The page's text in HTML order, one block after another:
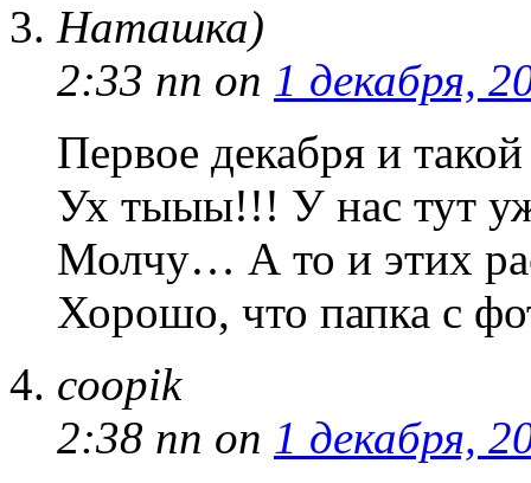
Наташка)
2:33 пп on 1 декабря,
Первое декабря и
Ух тыыы!!! У нас тут
Молчу… А то и этих
Хорошо, что папка с
coopik
2:38 пп on 1 декабря,